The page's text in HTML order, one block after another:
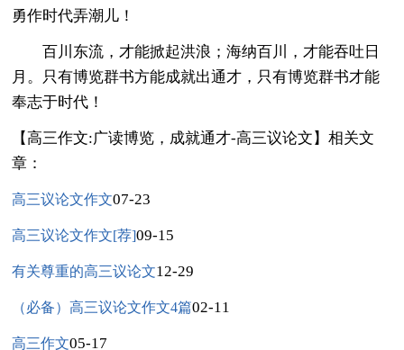
勇作时代弄潮儿！
百川东流，才能掀起洪浪；海纳百川，才能吞吐日
月。只有博览群书方能成就出通才，只有博览群书才能
奉志于时代！
【高三作文:广读博览，成就通才-高三议论文】相关文
章：
高三议论文作文07-23
高三议论文作文[荐]09-15
有关尊重的高三议论文12-29
（必备）高三议论文作文4篇02-11
高三作文05-17